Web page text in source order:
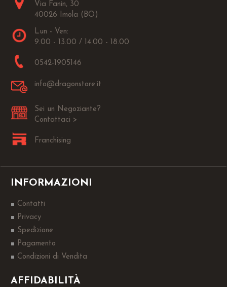
Via Fanin, 30
40026 Imola (BO)
Lun - Ven:
9.00 - 13.00 / 14.00 - 18.00
0542-1905146
info@dragonstore.it
Sei un Negoziante?
Contattaci >
Franchising
INFORMAZIONI
Contatti
Privacy
Spedizione
Pagamento
Condizioni di Vendita
AFFIDABILITÀ